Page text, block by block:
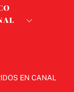
EN CANAL